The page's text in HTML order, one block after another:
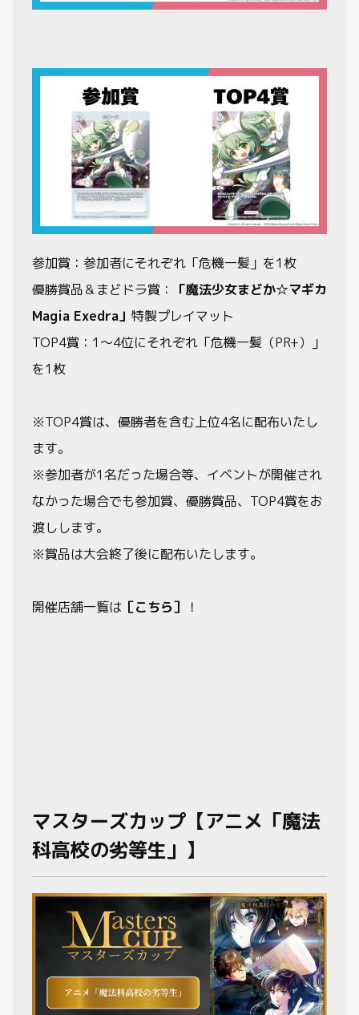
参加賞：参加者にそれぞれ「危機一髪」を1枚
優勝賞品＆まどドラ賞：
「魔法少女まどか☆マギカ
Magia Exedra」 特製プレイマット
TOP4賞：1～4位にそれぞれ「危機一髪（PR+）」
を1枚
※TOP4賞は、優勝者を含む上位4名に配布いたし
ます。
※参加者が1名だった場合等、イベントが開催され
なかった場合でも参加賞、優勝賞品、TOP4賞をお
渡しします。
※賞品は大会終了後に配布いたします。
開催店舗一覧は ［こちら］ ！
マスターズカップ【アニメ「魔法
科高校の劣等生」】